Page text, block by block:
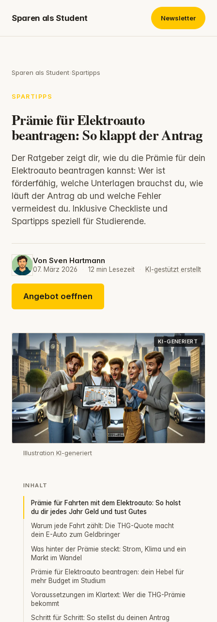
Sparen als Student Newsletter
Sparen als Student›Spartipps
SPARTIPPS
Prämie für Elektroauto
beantragen: So klappt der Antrag
Der Ratgeber zeigt dir, wie du die Prämie für dein
Elektroauto beantragen kannst: Wer ist
förderfähig, welche Unterlagen brauchst du, wie
läuft der Antrag ab und welche Fehler
vermeidest du. Inklusive Checkliste und
Spartipps speziell für Studierende.
Von Sven Hartmann
07. März 2026 · 12 min Lesezeit · KI-gestützt erstellt
Angebot oeffnen
KI-GENERIERT
Illustration KI-generiert
INHALT
Prämie für Fahrten mit dem Elektroauto: So holst
du dir jedes Jahr Geld und tust Gutes
Warum jede Fahrt zählt: Die THG-Quote macht
dein E-Auto zum Geldbringer
Was hinter der Prämie steckt: Strom, Klima und ein
Markt im Wandel
Prämie für Elektroauto beantragen: dein Hebel für
mehr Budget im Studium
Voraussetzungen im Klartext: Wer die THG-Prämie
bekommt
Schritt für Schritt: So stellst du deinen Antrag